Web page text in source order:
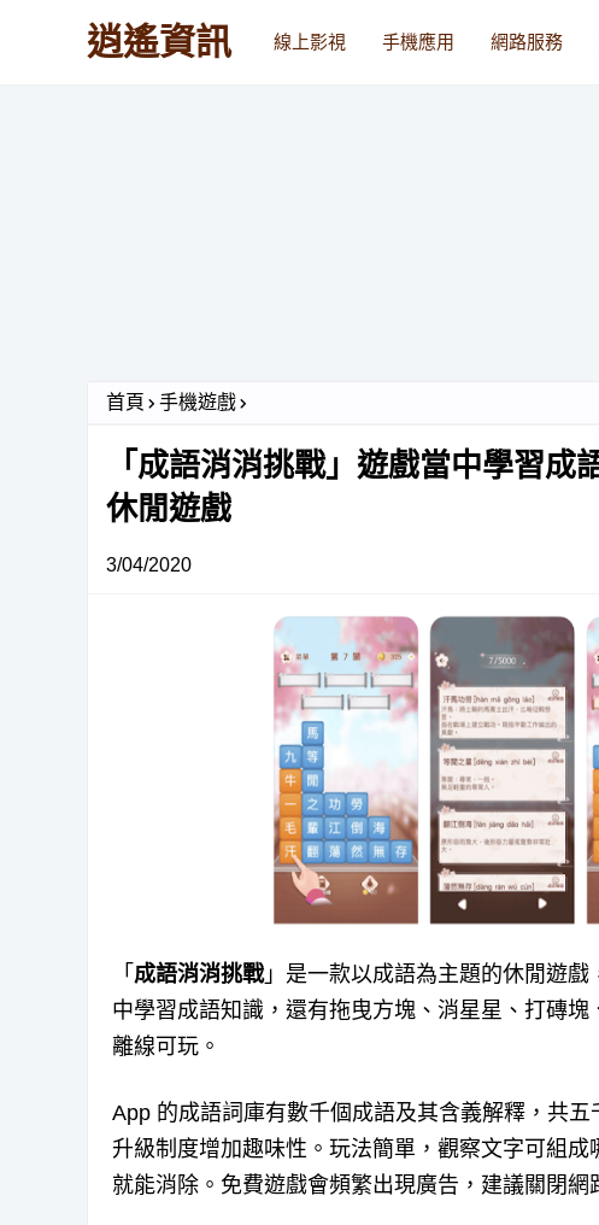
逍遙資訊 線上影視 手機應用 網路服務
首頁 手機遊戲
「成語消消挑戰」遊戲當中學習
休閒遊戲
3/04/2020
「 成語消消挑戰」是一款以成語為主題的休閒遊
中學習成語知識，還有拖曳方塊、消星星、打磚
離線可玩。
App 的成語詞庫有數千個成語及其含義解釋，共
升級制度增加趣味性。玩法簡單，觀察文字可組
就能消除。免費遊戲會頻繁出現廣告，建議關閉網